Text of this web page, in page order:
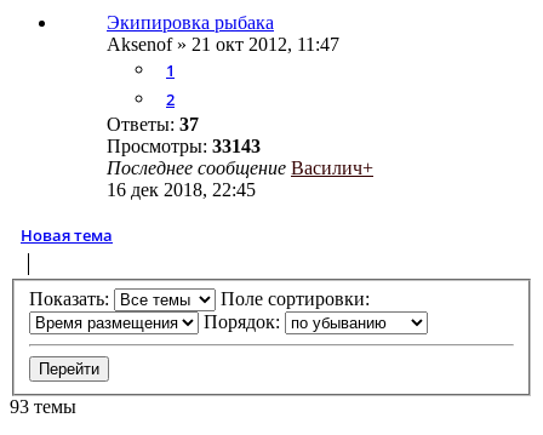
Экипировка рыбака
Aksenof» 21 окт 2012, 11:47
1
2
Ответы: 37
Просмотры: 33143
Последнее сообщение Василич+
16 дек 2018, 22:45
Новая тема
Показать:
Поле сортировки:
Порядок:
93 темы